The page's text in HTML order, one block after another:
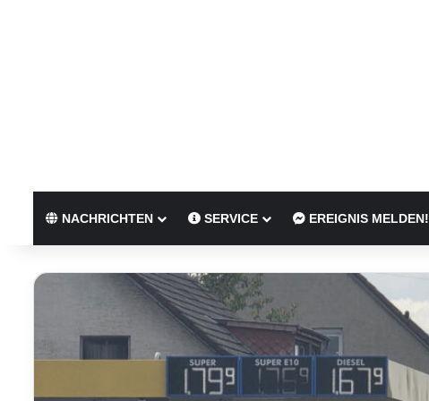
NACHRICHTEN SERVICE EREIGNIS MELDEN!